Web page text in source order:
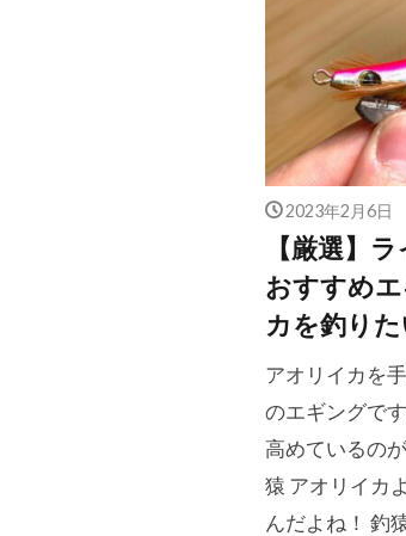
2023年2月6日
【厳選】
おすすめ
カを釣りた
アオリイカを
のエギングで
高めているの
猿 アオリイカ
んだよね！ 釣